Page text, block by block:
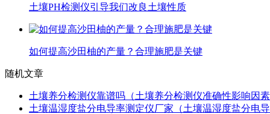
土壤PH检测仪引导我们改良土壤性质
如何提高沙田柚的产量？合理施肥是关键
随机文章
土壤养分检测仪靠谱吗（土壤养分检测仪准确性影响因素
土壤温湿度盐分电导率测定仪厂家（土壤温湿度盐分电导